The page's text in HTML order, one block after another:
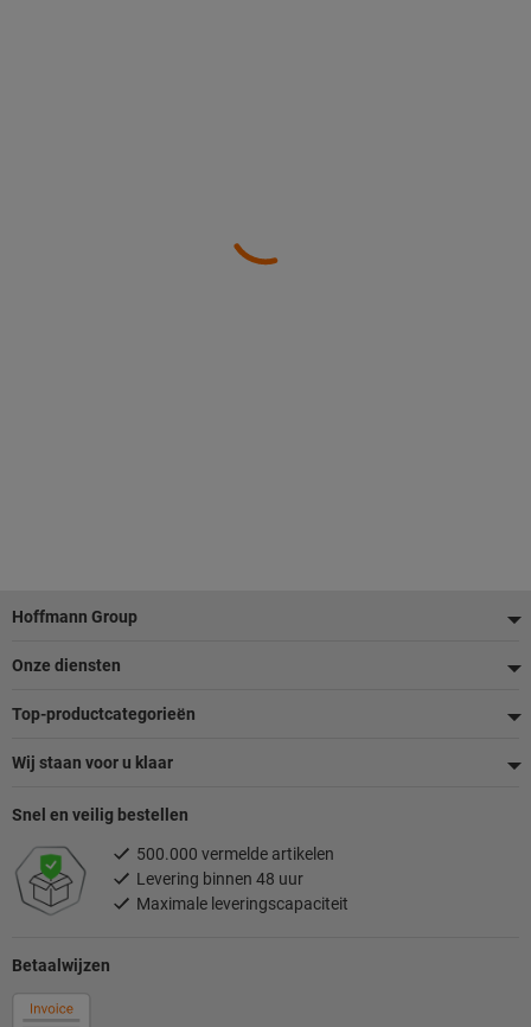
Voettekst
Hoffmann Group
Onze diensten
Top-productcategorieën
Wij staan voor u klaar
Betaalwijzen
Snel en veilig bestellen
500.000 vermelde artikelen
Levering binnen 48 uur
Maximale leveringscapaciteit